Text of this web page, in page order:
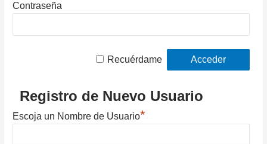
Contraseña
Recuérdame
Registro de Nuevo Usuario
Escoja un Nombre de Usuario*